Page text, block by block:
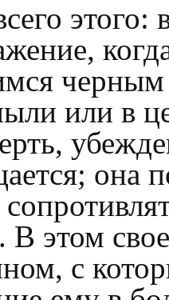
этого:
черным
или в
она
этом
с